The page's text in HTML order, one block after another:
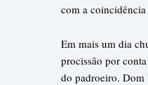
com a
Em mais um dia
procissão por
do padroeiro. Dom